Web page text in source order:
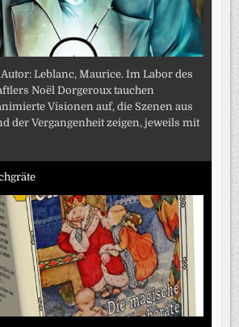
Leblanc, Maurice. Im Labor des
Noël Dorgeroux tauchen
Visionen auf, die Szenen aus
der Vergangenheit zeigen, jeweils mit